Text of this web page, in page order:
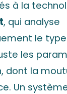
à la
, qui analyse
le
les
dont la
Un